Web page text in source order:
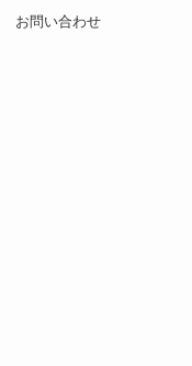
お問い合わせ